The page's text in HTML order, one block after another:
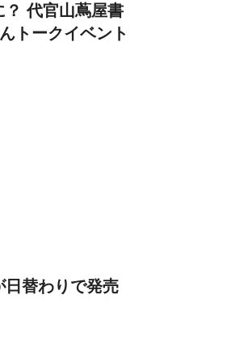
？ 代官山蔦屋書
トークイベント
日替わりで発売